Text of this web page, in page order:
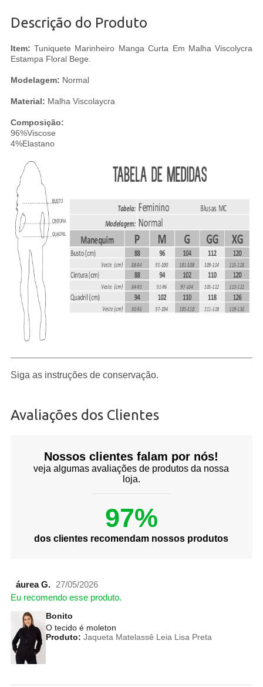
Descrição do Produto
Item: Tuniquete Marinheiro Manga Curta Em Malha Viscolycra
Estampa Floral Bege.
Modelagem: Normal
Material: Malha Viscolaycra
Composição:
96%Viscose
4%Elastano
Siga as instruções de conservação.
Avaliações dos Clientes
Nossos clientes falam por nós!
veja algumas avaliações de produtos da nossa
loja.
97%
dos clientes recomendam nossos produtos
áurea G. 27/05/2026
Eu recomendo esse produto.
Bonito
O tecido é moleton
Produto: Jaqueta Matelassê Leia Lisa Preta